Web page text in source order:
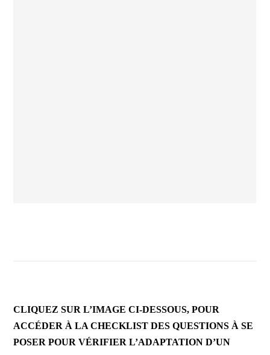
CLIQUEZ SUR L’IMAGE CI-DESSOUS, POUR
ACCÉDER À LA CHECKLIST DES QUESTIONS À SE
POSER POUR VÉRIFIER L’ADAPTATION D’UN